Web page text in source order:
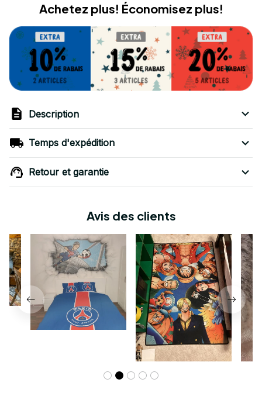
Achetez plus! Économisez plus!
Description
Temps d'expédition
Retour et garantie
Avis des clients